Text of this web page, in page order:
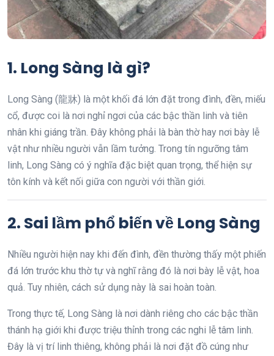
1. Long Sàng là gì?
Long Sàng (龍牀) là một khối đá lớn đặt trong đình, đền, miếu
cổ, được coi là nơi nghỉ ngơi của các bậc thần linh và tiên
nhân khi giáng trần. Đây không phải là bàn thờ hay nơi bày lễ
vật như nhiều người vẫn lầm tưởng. Trong tín ngưỡng tâm
linh, Long Sàng có ý nghĩa đặc biệt quan trọng, thể hiện sự
tôn kính và kết nối giữa con người với thần giới.
2. Sai lầm phổ biến về Long Sàng
Nhiều người hiện nay khi đến đình, đền thường thấy một phiến
đá lớn trước khu thờ tự và nghĩ rằng đó là nơi bày lễ vật, hoa
quả. Tuy nhiên, cách sử dụng này là sai hoàn toàn.
Trong thực tế, Long Sàng là nơi dành riêng cho các bậc thần
thánh hạ giới khi được triệu thỉnh trong các nghi lễ tâm linh.
Đây là vị trí linh thiêng, không phải là nơi đặt đồ cúng như